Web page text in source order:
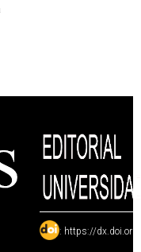
: https://